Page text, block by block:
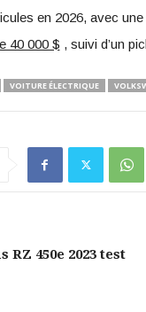
en 2026, avec
40 000 $ , suivi d’un
VOITURE ÉLECTRIQUE
RZ 450e 2023 test